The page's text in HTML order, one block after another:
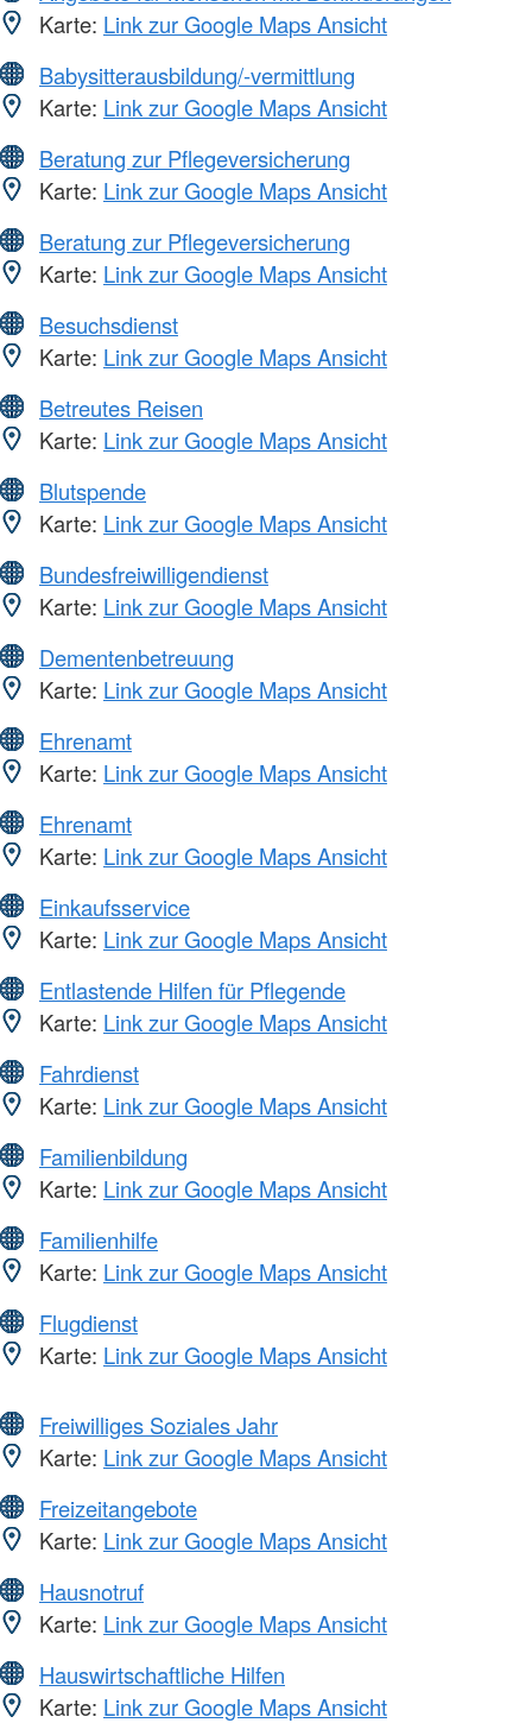
Karte: Link zur Google Maps Ansicht
Babysitterausbildung/-vermittlung
Karte: Link zur Google Maps Ansicht
Beratung zur Pflegeversicherung
Karte: Link zur Google Maps Ansicht
Beratung zur Pflegeversicherung
Karte: Link zur Google Maps Ansicht
Besuchsdienst
Karte: Link zur Google Maps Ansicht
Betreutes Reisen
Karte: Link zur Google Maps Ansicht
Blutspende
Karte: Link zur Google Maps Ansicht
Bundesfreiwilligendienst
Karte: Link zur Google Maps Ansicht
Dementenbetreuung
Karte: Link zur Google Maps Ansicht
Ehrenamt
Karte: Link zur Google Maps Ansicht
Ehrenamt
Karte: Link zur Google Maps Ansicht
Einkaufsservice
Karte: Link zur Google Maps Ansicht
Entlastende Hilfen für Pflegende
Karte: Link zur Google Maps Ansicht
Fahrdienst
Karte: Link zur Google Maps Ansicht
Familienbildung
Karte: Link zur Google Maps Ansicht
Familienhilfe
Karte: Link zur Google Maps Ansicht
Flugdienst
Karte: Link zur Google Maps Ansicht
Freiwilliges Soziales Jahr
Karte: Link zur Google Maps Ansicht
Freizeitangebote
Karte: Link zur Google Maps Ansicht
Hausnotruf
Karte: Link zur Google Maps Ansicht
Hauswirtschaftliche Hilfen
Karte: Link zur Google Maps Ansicht